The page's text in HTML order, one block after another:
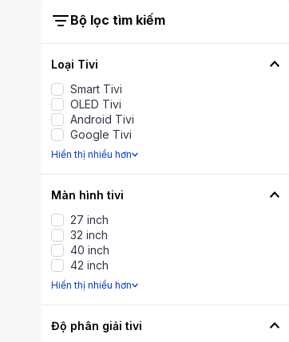
Bộ lọc tìm kiếm
Loại Tivi
Smart Tivi
OLED Tivi
Android Tivi
Google Tivi
Hiển thị nhiểu hơn
Màn hình tivi
27 inch
32 inch
40 inch
42 inch
Hiển thị nhiểu hơn
Độ phân giải tivi